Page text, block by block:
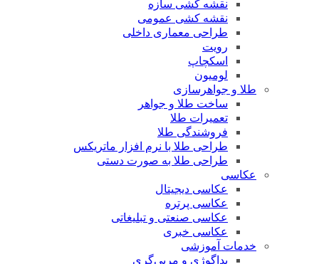
نقشه کشی سازه
نقشه کشی عمومی
طراحی معماری داخلی
رویت
اسکچاپ
لومیون
طلا و جواهرسازی
ساخت طلا و جواهر
تعمیرات طلا
فروشندگی طلا
طراحی طلا با نرم افزار ماتریکس
طراحی طلا به صورت دستی
عکاسی
عکاسی دیجیتال
عکاسی پرتره
عکاسی صنعتی و تبلیغاتی
عکاسی خبری
خدمات آموزشی
پداگوژی و مربی‌گری